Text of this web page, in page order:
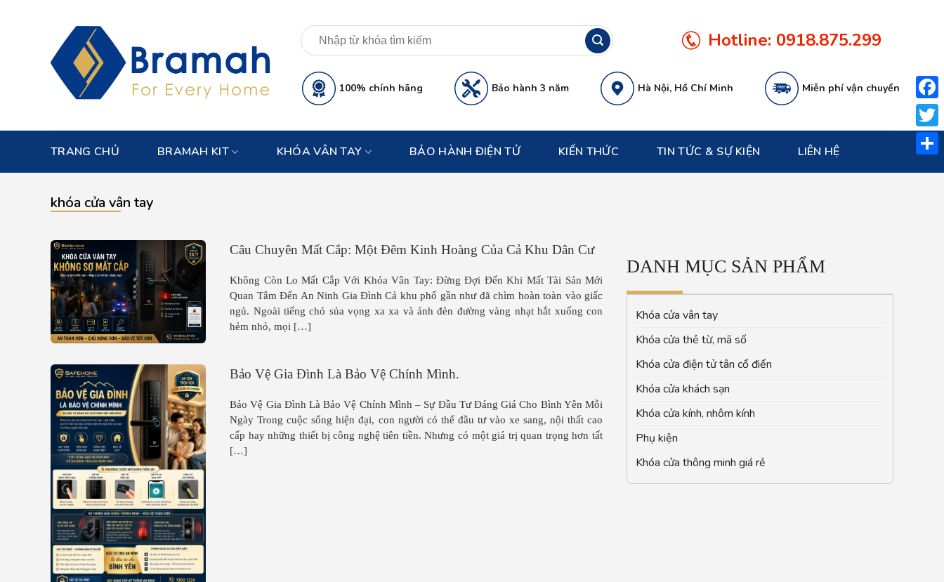
Hotline: 0918.875.299
100% chính hãng Bảo hành 3 năm Hà Nội, Hồ Chí Minh Miễn phí vận chuyển
TRANG CHỦ BRAMAH KIT KHÓA VÂN TAY BẢO HÀNH ĐIỆN TỬ KIẾN THỨC TIN TỨC & SỰ KIỆN LIÊN HỆ
khóa cửa vân tay
Câu Chuyên Mất Cắp: Một Đêm Kinh Hoàng Của Cả Khu Dân Cư
Không Còn Lo Mất Cắp Với Khóa Vân Tay: Đừng Đợi Đến Khi Mất Tài Sản Mới
Quan Tâm Đến An Ninh Gia Đình Cả khu phố gần như đã chìm hoàn toàn vào giấc
ngủ. Ngoài tiếng chó sủa vọng xa xa và ánh đèn đường vàng nhạt hắt xuống con
hẻm nhỏ, mọi […]
Bảo Vệ Gia Đình Là Bảo Vệ Chính Mình.
Bảo Vệ Gia Đình Là Bảo Vệ Chính Mình – Sự Đầu Tư Đáng Giá Cho Bình Yên Mỗi
Ngày Trong cuộc sống hiện đại, con người có thể đầu tư vào xe sang, nội thất cao
cấp hay những thiết bị công nghệ tiên tiền. Nhưng có một giá trị quan trọng hơn tất
[…]
DANH MỤC SẢN PHẨM
Khóa cửa vân tay
Khóa cửa thẻ từ, mã số
Khóa cửa điện tử tân cổ điển
Khóa cửa khách sạn
Khóa cửa kính, nhôm kính
Phụ kiện
Khóa cửa thông minh giá rẻ